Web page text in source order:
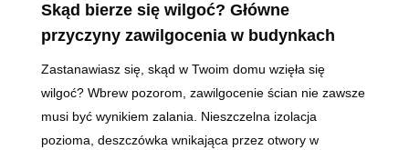
Skąd bierze się wilgoć? Główne
przyczyny zawilgocenia w budynkach
Zastanawiasz się, skąd w Twoim domu wzięła się
wilgoć? Wbrew pozorom, zawilgocenie ścian nie zawsze
musi być wynikiem zalania. Nieszczelna izolacja
pozioma, deszczówka wnikająca przez otwory w